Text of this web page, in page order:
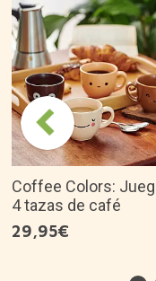
Coffee Colors:
4 tazas de café
29,95€